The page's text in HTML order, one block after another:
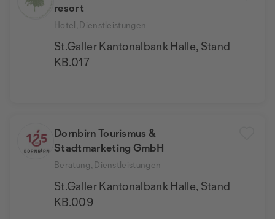
resort
Hotel, Dienstleistungen
St.Galler Kantonalbank Halle, Stand
KB.017
Dornbirn Tourismus &
Stadtmarketing GmbH
Beratung, Dienstleistungen
St.Galler Kantonalbank Halle, Stand
KB.009